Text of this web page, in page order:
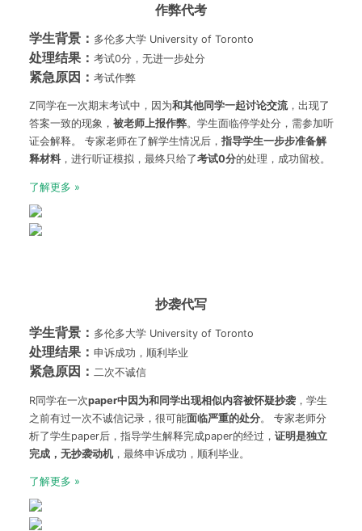
作弊代考
学生背景： 多伦多大学 University of Toronto
处理结果： 考试0分，无进一步处分
紧急原因： 考试作弊
Z同学在一次期末考试中，因为和其他同学一起讨论交流，出现了
答案一致的现象， 被老师上报作弊。学生面临停学处分，需参加听
证会解释。 专家老师在了解学生情况后， 指导学生一步步准备解
释材料，进行听证模拟，最终只给了考试0分的处理，成功留校。
了解更多 »
抄袭代写
学生背景： 多伦多大学 University of Toronto
处理结果： 申诉成功，顺利毕业
紧急原因： 二次不诚信
R同学在一次paper中因为和同学出现相似内容被怀疑抄袭，学生
之前有过一次不诚信记录，很可能面临严重的处分。 专家老师分
析了学生paper后，指导学生解释完成paper的经过， 证明是独立
完成，无抄袭动机，最终申诉成功，顺利毕业。
了解更多 »